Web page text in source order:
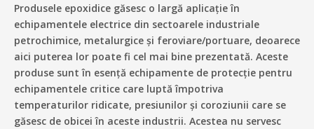
Produsele epoxidice găsesc o largă aplicație în
echipamentele electrice din sectoarele industriale
petrochimice, metalurgice și feroviare/portuare, deoarece
aici puterea lor poate fi cel mai bine prezentată. Aceste
produse sunt în esență echipamente de protecție pentru
echipamentele critice care luptă împotriva
temperaturilor ridicate, presiunilor și coroziunii care se
găsesc de obicei în aceste industrii. Acestea nu servesc